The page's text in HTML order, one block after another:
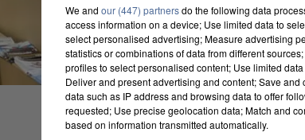
We and our (447) partnersdo the following data
access information on a device; Use limited data to
select personalised advertising; Measure advertising
statistics or combinations of data from different
profiles to select personalised content; Use limited
Deliver and present advertising and content; Save
data such as IP address and browsing data to offer
requested; Use precise geolocation data; Match and
based on information transmitted automatically.